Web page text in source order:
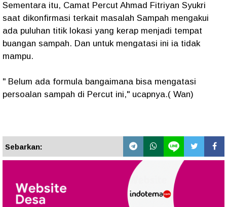
Sementara itu, Camat Percut Ahmad Fitriyan Syukri
saat dikonfirmasi terkait masalah Sampah mengakui
ada puluhan titik lokasi yang kerap menjadi tempat
buangan sampah. Dan untuk mengatasi ini ia tidak
mampu.
" Belum ada formula bangaimana bisa mengatasi
persoalan sampah di Percut ini," ucapnya.( Wan)
Sebarkan: